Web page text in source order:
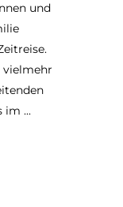
und
vielmehr
im